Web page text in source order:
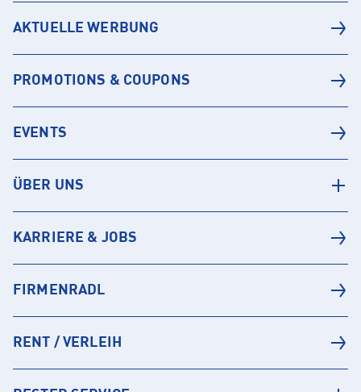
AKTUELLE WERBUNG
PROMOTIONS & COUPONS
EVENTS
ÜBER UNS
KARRIERE & JOBS
FIRMENRADL
RENT / VERLEIH